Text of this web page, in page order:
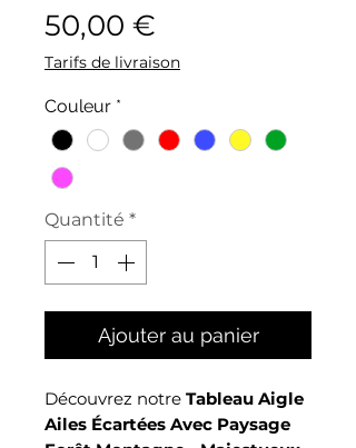
50,00 €
Tarifs de livraison
Couleur *
Quantité *
Ajouter au panier
Découvrez notre Tableau Aigle
Ailes Écartées Avec Paysage